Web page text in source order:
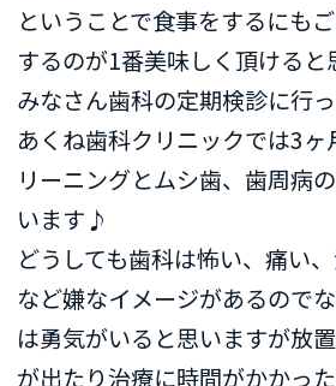
ということで食事をするにも
するのが1番美味しく頂けると
みなさん歯科の定期検診に行
あくね歯科クリニックでは3ヶ
リーニングとムシ歯、歯周病
います♪
どうしても歯科は怖い、痛い
など嫌なイメージがあるので
は勇気がいると思いますが放
が出たり治療に時間がかかっ